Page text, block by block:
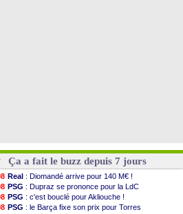
Ça a fait le buzz depuis 7 jours
Real : Diomandé arrive pour 140 M€ !
PSG : Dupraz se prononce pour la LdC
PSG : c'est bouclé pour Akliouche !
PSG : le Barça fixe son prix pour Torres